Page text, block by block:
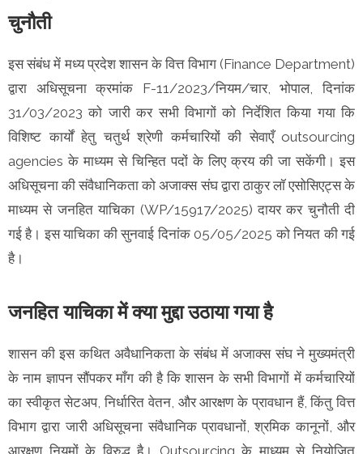
चुनौती
इस संबंध में मध्य प्रदेश शासन के वित्त विभाग (Finance Department)
द्वारा अधिसूचना क्रमांक F-11/2023/नियम/चार, भोपाल, दिनांक
31/03/2023 को जारी कर सभी विभागों को निर्देशित किया गया कि
विशिष्ट कार्यों हेतु चतुर्थ श्रेणी कर्मचारियों की सेवाएँ outsourcing
agencies के माध्यम से चिन्हित पदों के लिए क्रय की जा सकेंगी। इस
अधिसूचना की संवैधानिकता को अजाक्स संघ द्वारा ठाकुर लॉ एसोसिएट्स के
माध्यम से जनहित याचिका (WP/15917/2025) दायर कर चुनौती दी
गई है। इस याचिका की सुनवाई दिनांक 05/05/2025 को नियत की गई
है।
जनहित याचिका में क्या मुद्दा उठाया गया है
शासन की इस कथित अवैधानिकता के संबंध में अजाक्स संघ ने मुख्यमंत्री
के नाम ज्ञापन सौंपकर माँग की है कि शासन के सभी विभागों में कर्मचारियों
का स्वीकृत सेटअप, निर्धारित वेतन, और आरक्षण के प्रावधान हैं, किंतु वित्त
विभाग द्वारा जारी अधिसूचना संवैधानिक प्रावधानों, श्रमिक कानूनों, और
आरक्षण नियमों के विरुद्ध है। Outsourcing के माध्यम से नियोजित